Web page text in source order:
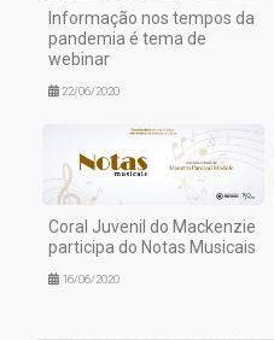
Informação nos tempos da
pandemia é tema de
webinar
22/06/2020
Coral Juvenil do Mackenzie
participa do Notas Musicais
16/06/2020